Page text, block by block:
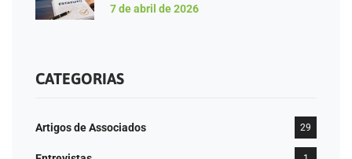
7 de abril de 2026
CATEGORIAS
Artigos de Associados 29